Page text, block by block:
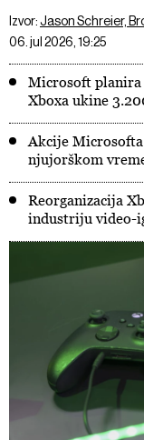
Izvor:Jason Schreier,
06. jul 2026, 19:25
Microsoft planira
Xboxa ukine
Akcije Microsofta
njujorškom
Reorganizacija
industriju video-